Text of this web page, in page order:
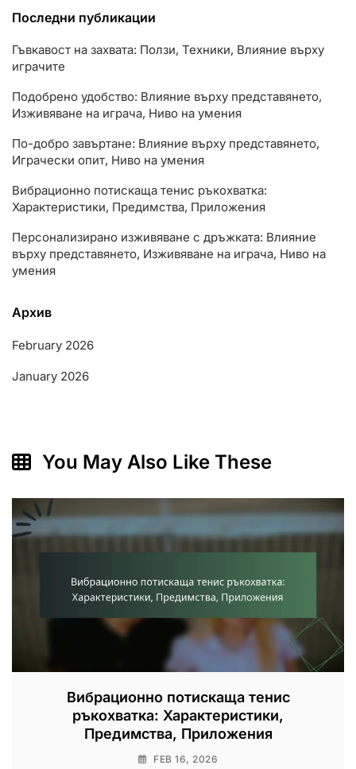
Последни публикации
Гъвкавост на захвата: Ползи, Техники, Влияние върху
играчите
Подобрено удобство: Влияние върху представянето,
Изживяване на играча, Ниво на умения
По-добро завъртане: Влияние върху представянето,
Играчески опит, Ниво на умения
Вибрационно потискаща тенис ръкохватка:
Характеристики, Предимства, Приложения
Персонализирано изживяване с дръжката: Влияние
върху представянето, Изживяване на играча, Ниво на
умения
Архив
February 2026
January 2026
You May Also Like These
Вибрационно потискаща тенис
ръкохватка: Характеристики,
Предимства, Приложения
FEB 16, 2026